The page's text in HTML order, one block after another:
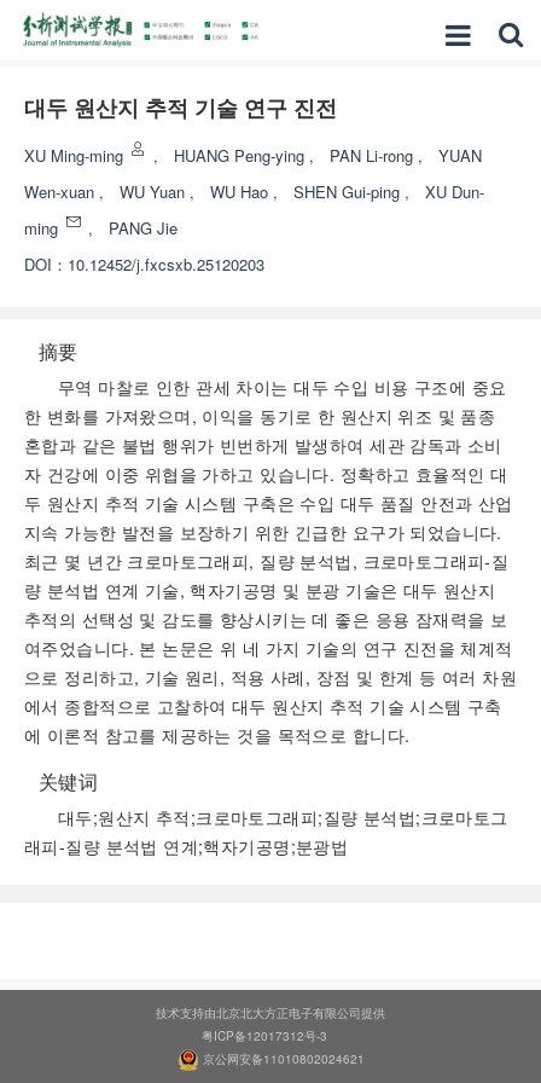
대두 원산지 추적 기술 연구 진전
XU Ming-ming , HUANG Peng-ying , PAN Li-rong ,
YUAN
Wen-xuan , WU Yuan , WU Hao , SHEN Gui-ping ,
XU Dun-
ming
,
PANG Jie
DOI： 10.12452/j.fxcsxb.25120203
摘要
무역 마찰로 인한 관세 차이는 대두 수입 비용 구조에 중요
한 변화를 가져왔으며, 이익을 동기로 한 원산지 위조 및 품종
혼합과 같은 불법 행위가 빈번하게 발생하여 세관 감독과 소비
자 건강에 이중 위협을 가하고 있습니다. 정확하고 효율적인 대
두 원산지 추적 기술 시스템 구축은 수입 대두 품질 안전과 산업
지속 가능한 발전을 보장하기 위한 긴급한 요구가 되었습니다.
최근 몇 년간 크로마토그래피, 질량 분석법, 크로마토그래피-질
량 분석법 연계 기술, 핵자기공명 및 분광 기술은 대두 원산지
추적의 선택성 및 감도를 향상시키는 데 좋은 응용 잠재력을 보
여주었습니다. 본 논문은 위 네 가지 기술의 연구 진전을 체계적
으로 정리하고, 기술 원리, 적용 사례, 장점 및 한계 등 여러 차원
에서 종합적으로 고찰하여 대두 원산지 추적 기술 시스템 구축
에 이론적 참고를 제공하는 것을 목적으로 합니다.
关键词
대두;원산지 추적;크로마토그래피;질량 분석법;크로마토그
래피-질량 분석법 연계;핵자기공명;분광법
技术支持由北京北大方正电子有限公司提供
粤ICP备12017312号-3
京公网安备11010802024621